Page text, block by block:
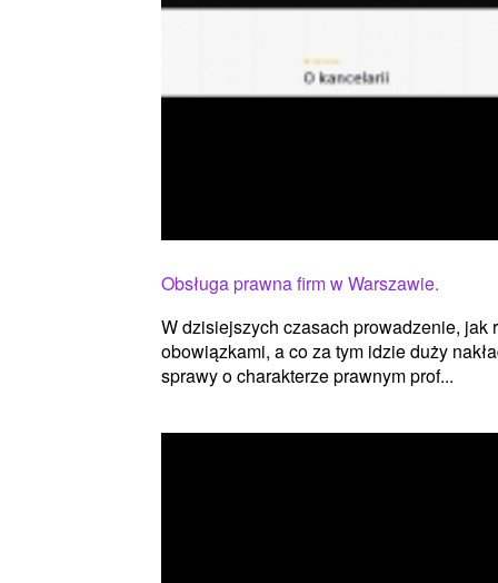
Obsługa prawna firm w Warszawie.
W dzisiejszych czasach prowadzenie,
obowiązkami, a co za tym idzie duży
sprawy o charakterze prawnym prof...